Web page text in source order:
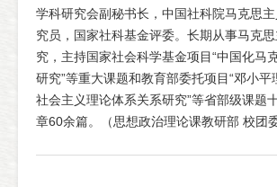
学科研究会副秘书长，中国社科院马克思
究员，国家社科基金评委。长期从事马克
究，主持国家社会科学基金项目“中国化马
研究”等重大课题和教育部委托项目“邓小
社会主义理论体系关系研究”等省部级课题
章60余篇。（思想政治理论课教研部 校团